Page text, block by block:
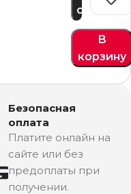
В
корзину
сейчас
Безопасная
оплата
Платите онлайн на
сайте или без
предоплаты при
получении.